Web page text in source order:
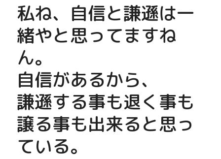
私ね、自信と謙遜は一
緒やと思ってますね
ん。
自信があるから、
謙遜する事も退く事も
譲る事も出来ると思っ
ている。